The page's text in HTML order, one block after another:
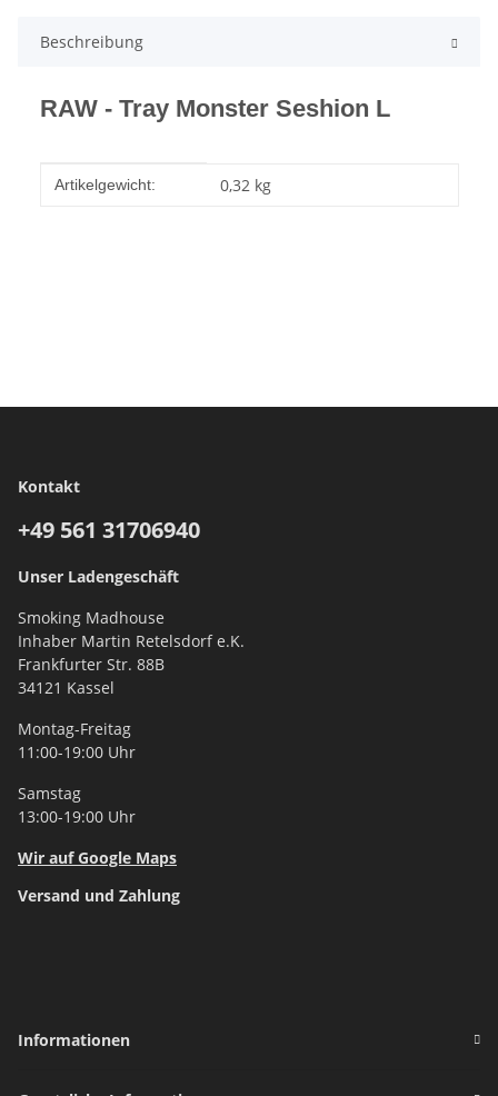
Beschreibung
RAW - Tray Monster Seshion L
Produkteigenschaft
Wert
Artikelgewicht: 0,32 kg
Kontakt
+49 561 31706940
Unser Ladengeschäft
Smoking Madhouse
Inhaber Martin Retelsdorf e.K.
Frankfurter Str. 88B
34121 Kassel
Montag-Freitag
11:00-19:00 Uhr
Samstag
13:00-19:00 Uhr
Wir auf Google Maps
Versand und Zahlung
Informationen